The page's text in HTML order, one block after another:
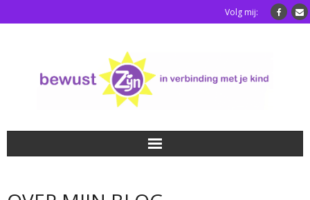
Volg mij: